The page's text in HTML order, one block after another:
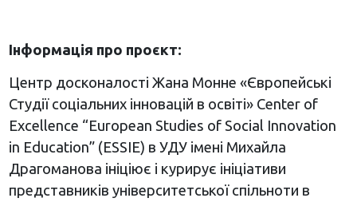
Інформація про проєкт:
Центр досконалості Жана Монне «Європейські
Студії соціальних інновацій в освіті» Center of
Excellence “European Studies of Social Innovation
in Education” (ESSIE) в УДУ імені Михайла
Драгоманова ініціює і курирує ініціативи
представників університетської спільноти в